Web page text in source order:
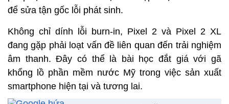
để sửa tận gốc lỗi phát sinh.
Không chỉ dính lỗi burn-in, Pixel 2 và Pixel 2 XL
đang gặp phải loạt vấn đề liên quan đến trải nghiệm
âm thanh. Đây có thể là bài học đắt giá với gã
khổng lồ phần mềm nước Mỹ trong việc sản xuất
smartphone hiện tại và tương lai.